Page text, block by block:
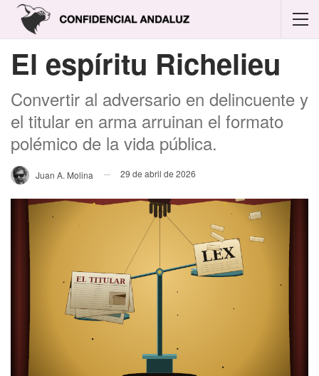
El espíritu Richelieu
Convertir al adversario en delincuente y
el titular en arma arruinan el formato
polémico de la vida pública.
Juan A. Molina 29 de abril de 2026